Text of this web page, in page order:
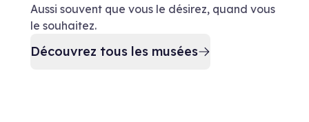
Aussi souvent que vous le désirez, quand vous
le souhaitez.
Découvrez tous les musées